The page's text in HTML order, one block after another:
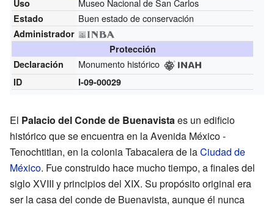
Uso
Estado Buen estado de conservación
Administrador
Protección
Declaración
Monumento histórico
ID I-09-00029
El Palacio del Conde de Buenavistaes un edificio
histórico que se encuentra en la Avenida México -
Tenochtitlan, en la colonia Tabacalera de laCiudad de
México. Fue construido hace mucho tiempo, a finales del
siglo XVIII y principios del XIX. Su propósito original era
ser la casa del conde de Buenavista, aunque él nunca